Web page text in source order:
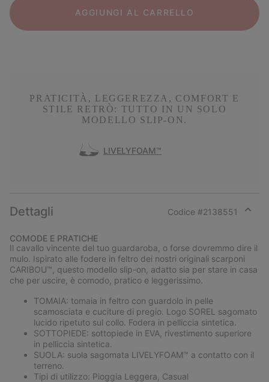
AGGIUNGI AL CARRELLO
PRATICITÀ, LEGGEREZZA, COMFORT E
STILE RETRÒ: TUTTO IN UN SOLO
MODELLO SLIP-ON.
LIVELYFOAM™
Dettagli Codice #2138551
section
COMODE E PRATICHE
Il cavallo vincente del tuo guardaroba, o forse dovremmo dire il
mulo. Ispirato alle fodere in feltro dei nostri originali scarponi
CARIBOU™, questo modello slip-on, adatto sia per stare in casa
che per uscire, è comodo, pratico e leggerissimo.
TOMAIA: tomaia in feltro con guardolo in pelle
scamosciata e cuciture di pregio. Logo SOREL sagomato
lucido ripetuto sul collo. Fodera in pelliccia sintetica.
SOTTOPIEDE: sottopiede in EVA, rivestimento superiore
in pelliccia sintetica.
SUOLA: suola sagomata LIVELYFOAM™ a contatto con il
terreno.
Tipi di utilizzo: Pioggia Leggera, Casual